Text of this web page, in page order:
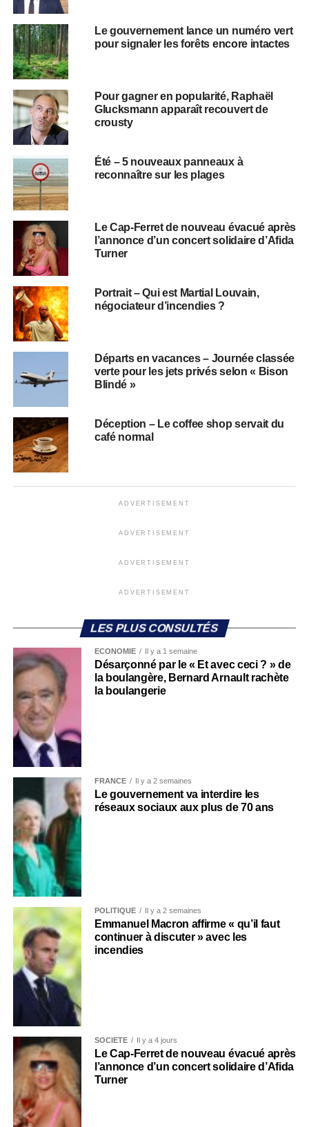
Le gouvernement lance un numéro vert
pour signaler les forêts encore intactes
Pour gagner en popularité, Raphaël
Glucksmann apparaît recouvert de
crousty
Été – 5 nouveaux panneaux à
reconnaître sur les plages
Le Cap-Ferret de nouveau évacué après
l’annonce d’un concert solidaire d’Afida
Turner
Portrait – Qui est Martial Louvain,
négociateur d’incendies ?
Départs en vacances – Journée classée
verte pour les jets privés selon « Bison
Blindé »
Déception – Le coffee shop servait du
café normal
ADVERTISEMENT
ADVERTISEMENT
ADVERTISEMENT
ADVERTISEMENT
LES PLUS CONSULTÉS
ECONOMIE Il y a 1 semaine
Désarçonné par le « Et avec ceci ? » de
la boulangère, Bernard Arnault rachète
la boulangerie
FRANCE Il y a 2 semaines
Le gouvernement va interdire les
réseaux sociaux aux plus de 70 ans
POLITIQUE Il y a 2 semaines
Emmanuel Macron affirme « qu’il faut
continuer à discuter » avec les
incendies
SOCIÉTÉ Il y a 4 jours
Le Cap-Ferret de nouveau évacué après
l’annonce d’un concert solidaire d’Afida
Turner